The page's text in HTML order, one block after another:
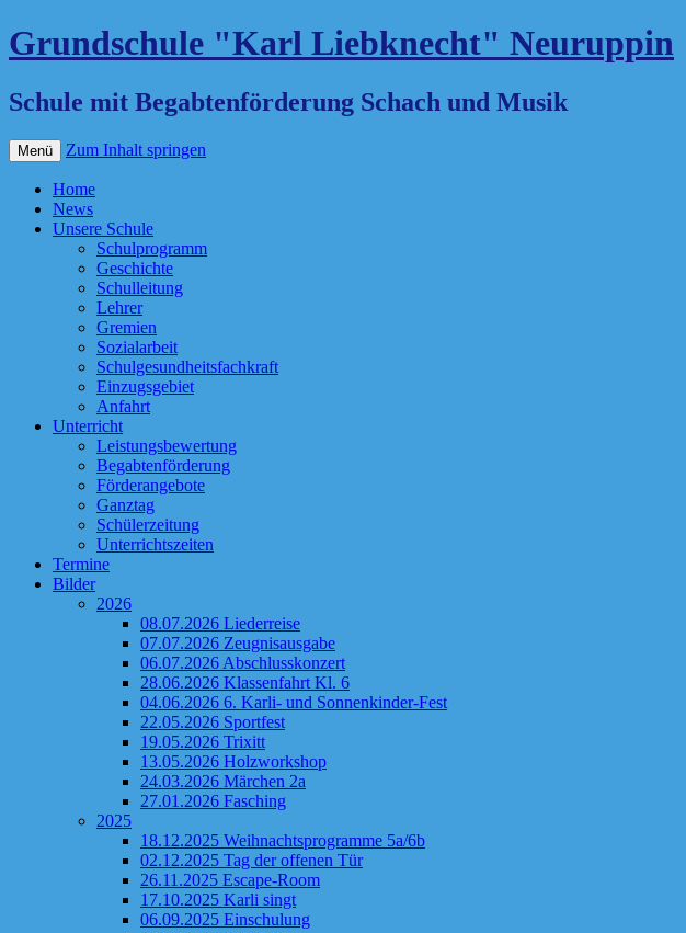
Grundschule "Karl Liebknecht" Neuruppin
Schule mit Begabtenförderung Schach und Musik
Menü Zum Inhalt springen
Home
News
Unsere Schule
Schulprogramm
Geschichte
Schulleitung
Lehrer
Gremien
Sozialarbeit
Schulgesundheitsfachkraft
Einzugsgebiet
Anfahrt
Unterricht
Leistungsbewertung
Begabtenförderung
Förderangebote
Ganztag
Schülerzeitung
Unterrichtszeiten
Termine
Bilder
2026
08.07.2026 Liederreise
07.07.2026 Zeugnisausgabe
06.07.2026 Abschlusskonzert
28.06.2026 Klassenfahrt Kl. 6
04.06.2026 6. Karli- und Sonnenkinder-Fest
22.05.2026 Sportfest
19.05.2026 Trixitt
13.05.2026 Holzworkshop
24.03.2026 Märchen 2a
27.01.2026 Fasching
2025
18.12.2025 Weihnachtsprogramme 5a/6b
02.12.2025 Tag der offenen Tür
26.11.2025 Escape-Room
17.10.2025 Karli singt
06.09.2025 Einschulung